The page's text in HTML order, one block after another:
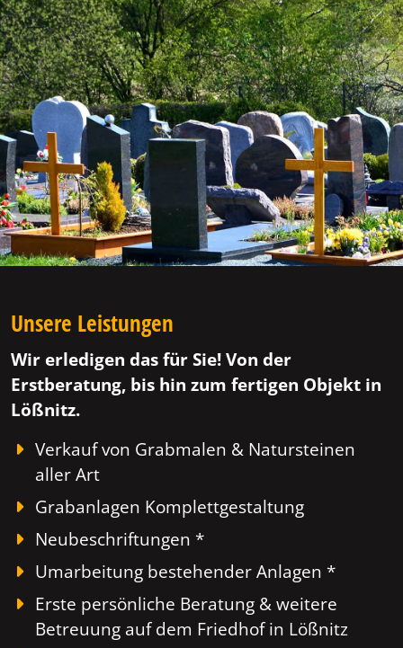
Unsere Leistungen
Wir erledigen das für Sie! Von der
Erstberatung, bis hin zum fertigen Objekt in
Lößnitz.
Verkauf von Grabmalen & Natursteinen
aller Art
Grabanlagen Komplettgestaltung
Neubeschriftungen *
Umarbeitung bestehender Anlagen *
Erste persönliche Beratung & weitere
Betreuung auf dem Friedhof in Lößnitz